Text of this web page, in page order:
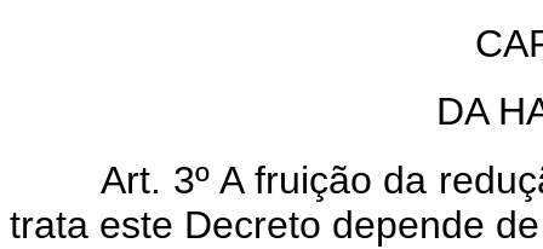
DA
Art. 3º A fruição da
trata este Decreto depende